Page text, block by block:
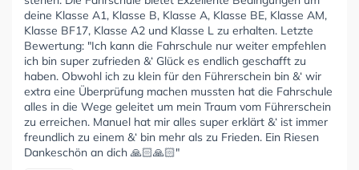
deine Klasse A1, Klasse B, Klasse A, Klasse BE, Klasse AM,
Klasse BF17, Klasse A2 und Klasse L zu erhalten. Letzte
Bewertung: "Ich kann die Fahrschule nur weiter empfehlen
ich bin super zufrieden &‘ Glück es endlich geschafft zu
haben. Obwohl ich zu klein für den Führerschein bin &‘ wir
extra eine Überprüfung machen mussten hat die Fahrschule
alles in die Wege geleitet um mein Traum vom Führerschein
zu erreichen. Manuel hat mir alles super erklärt &‘ ist immer
freundlich zu einem &‘ bin mehr als zu Frieden. Ein Riesen
Dankeschön an dich 🙏🏻🙏🏻"